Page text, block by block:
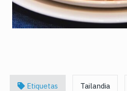
Etiquetas Tailandia